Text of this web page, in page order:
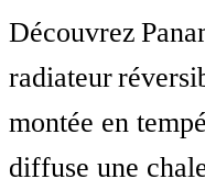
Découvrez
radiateur
montée en
diffuse une